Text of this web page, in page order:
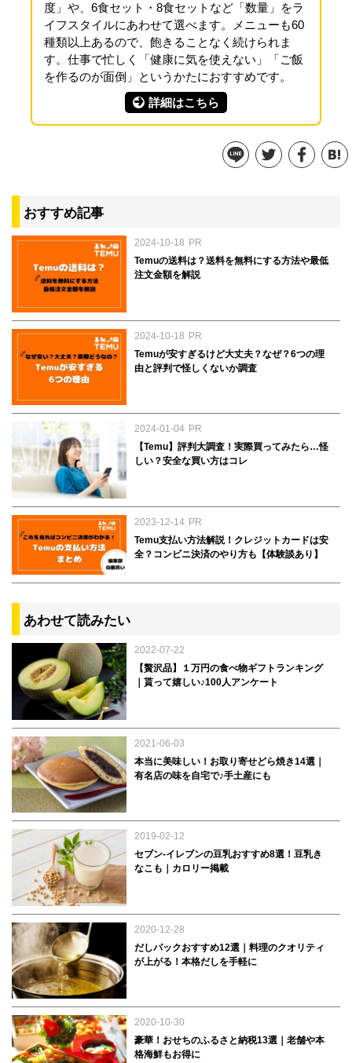
度」や、6食セット・8食セットなど「数量」をラ
イフスタイルにあわせて選べます。メニューも60
種類以上あるので、飽きることなく続けられま
す。仕事で忙しく「健康に気を使えない」「ご飯
を作るのが面倒」というかたにおすすめです。
詳細はこちら
おすすめ記事
2024-10-18 PR
Temuの送料は？送料を無料にする方法や最低
注文金額を解説
2024-10-18 PR
Temuが安すぎるけど大丈夫？なぜ？6つの理
由と評判で怪しくないか調査
2024-01-04 PR
【Temu】評判大調査！実際買ってみたら…怪
しい？安全な買い方はコレ
2023-12-14 PR
Temu支払い方法解説！クレジットカードは安
全？コンビニ決済のやり方も【体験談あり】
あわせて読みたい
2022-07-22
【贅沢品】１万円の食べ物ギフトランキング
｜貰って嬉しい♪100人アンケート
2021-06-03
本当に美味しい！お取り寄せどら焼き14選｜
有名店の味を自宅で♪手土産にも
2019-02-12
セブン-イレブンの豆乳おすすめ8選！豆乳き
なこも｜カロリー掲載
2020-12-28
だしパックおすすめ12選｜料理のクオリティ
が上がる！本格だしを手軽に
2020-10-30
豪華！おせちのふるさと納税13選｜老舗や本
格海鮮もお得に